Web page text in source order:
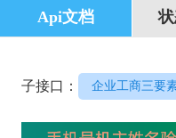
Api文档
子接口： 企业工商三要